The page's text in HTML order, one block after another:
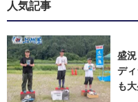
人気記事
盛
デ
も